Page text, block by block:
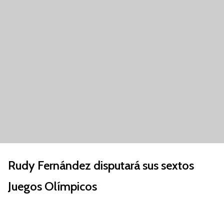
Rudy Fernández disputará sus sextos
Juegos Olímpicos